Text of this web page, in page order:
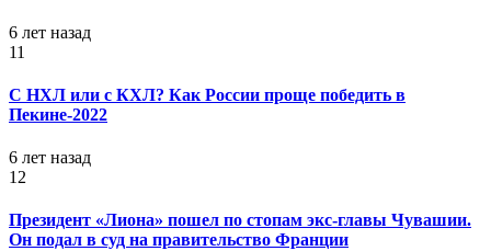
6 лет назад
11
С НХЛ или с КХЛ? Как России проще победить в
Пекине-2022
6 лет назад
12
Президент «Лиона» пошел по стопам экс-главы Чувашии.
Он подал в суд на правительство Франции